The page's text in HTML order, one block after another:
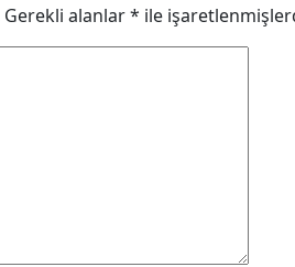
Gerekli alanlar* ile